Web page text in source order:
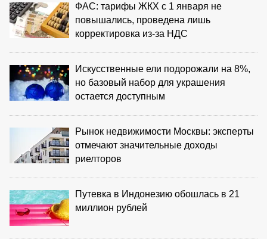
ФАС: тарифы ЖКХ с 1 января не
повышались, проведена лишь
корректировка из‑за НДС
Искусственные ели подорожали на 8%,
но базовый набор для украшения
остается доступным
Рынок недвижимости Москвы: эксперты
отмечают значительные доходы
риелторов
Путевка в Индонезию обошлась в 21
миллион рублей